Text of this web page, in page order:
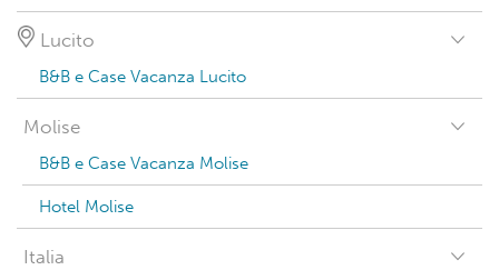
Lucito
B&B e Case Vacanza Lucito
Molise
B&B e Case Vacanza Molise
Hotel Molise
Italia